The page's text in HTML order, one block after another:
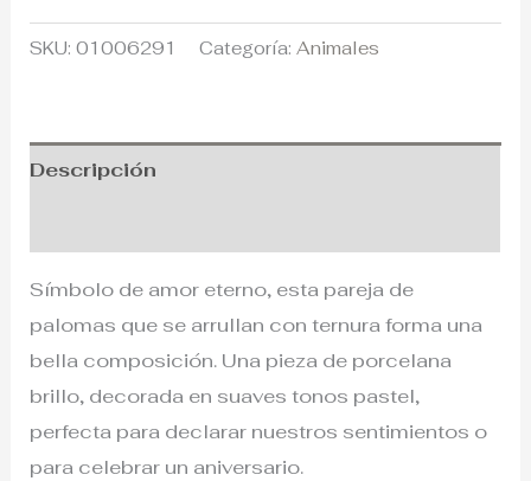
SKU:01006291 Categoría:Animales
Descripción
Símbolo de amor eterno, esta pareja de
palomas que se arrullan con ternura forma una
bella composición. Una pieza de porcelana
brillo, decorada en suaves tonos pastel,
perfecta para declarar nuestros sentimientos o
para celebrar un aniversario.